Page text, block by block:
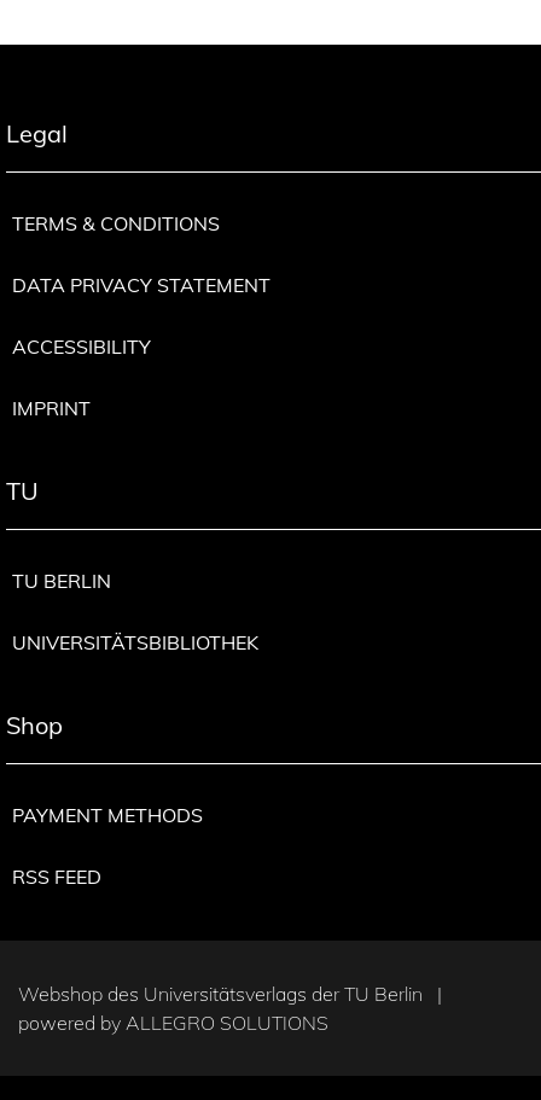
Legal
TERMS & CONDITIONS
DATA PRIVACY STATEMENT
ACCESSIBILITY
IMPRINT
TU
TU BERLIN
UNIVERSITÄTSBIBLIOTHEK
Shop
PAYMENT METHODS
RSS FEED
Webshop des Universitätsverlags der TU Berlin |
powered by ALLEGRO SOLUTIONS